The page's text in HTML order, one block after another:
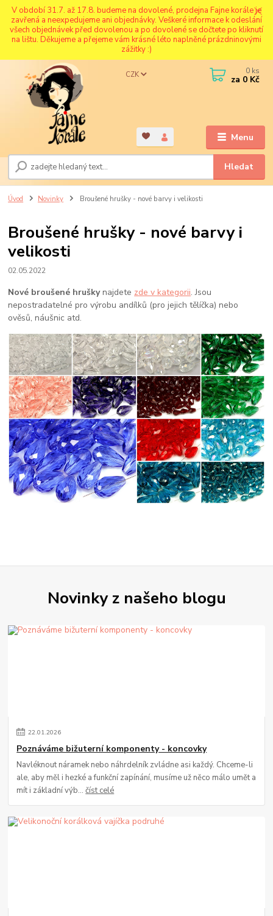
V období 31.7. až 17.8. budeme na dovolené, prodejna Fajne korále je
zavřená a neexpedujeme ani objednávky. Veškeré informace k odeslání
všech objednávek před dovolenou a po dovolené se dočtete po kliknutí
na lištu. Děkujeme a přejeme vám krásné léto naplněné prázdninovými
zážitky :)
Menu
CZK
Hledat
0 ks
za 0 Kč
Úvod Novinky Broušené hrušky - nové barvy i velikosti
Broušené hrušky - nové barvy i
velikosti
02.05.2022
Nové broušené hruškynajdete zde v kategorii. Jsou
nepostradatelné pro výrobu andílků (pro jejich tělíčka) nebo
ověsů, náušnic atd.
Novinky z našeho blogu
22.01.2026
Poznáváme bižuterní komponenty - koncovky
Navléknout náramek nebo náhrdelník zvládne asi každý. Chceme-li
ale, aby měl i hezké a funkční zapínání, musíme už něco málo umět a
mít i základní výb...číst celé